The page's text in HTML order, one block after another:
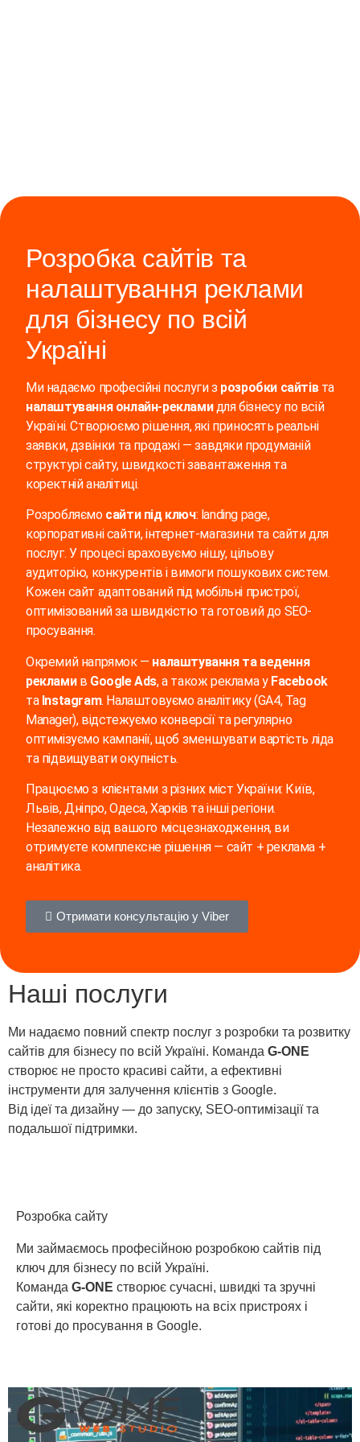
Розробка сайтів та
налаштування реклами
для бізнесу по всій
Україні
Ми надаємо професійні послуги з розробки сайтівта
налаштування онлайн-рекламидля бізнесу по всій
Україні. Створюємо рішення, які приносять реальні
заявки, дзвінки та продажі — завдяки продуманій
структурі сайту, швидкості завантаження та
коректній аналітиці.
Розробляємо сайти під ключ: landing page,
корпоративні сайти, інтернет-магазини та сайти для
послуг. У процесі враховуємо нішу, цільову
аудиторію, конкурентів і вимоги пошукових систем.
Кожен сайт адаптований під мобільні пристрої,
оптимізований за швидкістю та готовий до SEO-
просування.
Окремий напрямок — налаштування та ведення
рекламив Google Ads, а також реклама у Facebook
та Instagram. Налаштовуємо аналітику (GA4, Tag
Manager), відстежуємо конверсії та регулярно
оптимізуємо кампанії, щоб зменшувати вартість ліда
та підвищувати окупність.
Працюємо з клієнтами з різних міст України: Київ,
Львів, Дніпро, Одеса, Харків та інші регіони.
Незалежно від вашого місцезнаходження, ви
отримуєте комплексне рішення — сайт + реклама +
аналітика.
Отримати консультацію у Viber
Наші послуги
Ми надаємо повний спектр послуг з розробки та розвитку
сайтів для бізнесу по всій Україні. Команда G-ONE
створює не просто красиві сайти, а ефективні
інструменти для залучення клієнтів з Google.
Від ідеї та дизайну — до запуску, SEO-оптимізації та
подальшої підтримки.
Розробка сайту
Ми займаємось професійною розробкою сайтів під
ключ для бізнесу по всій Україні.
Команда G-ONE створює сучасні, швидкі та зручні
сайти, які коректно працюють на всіх пристроях і
готові до просування в Google.